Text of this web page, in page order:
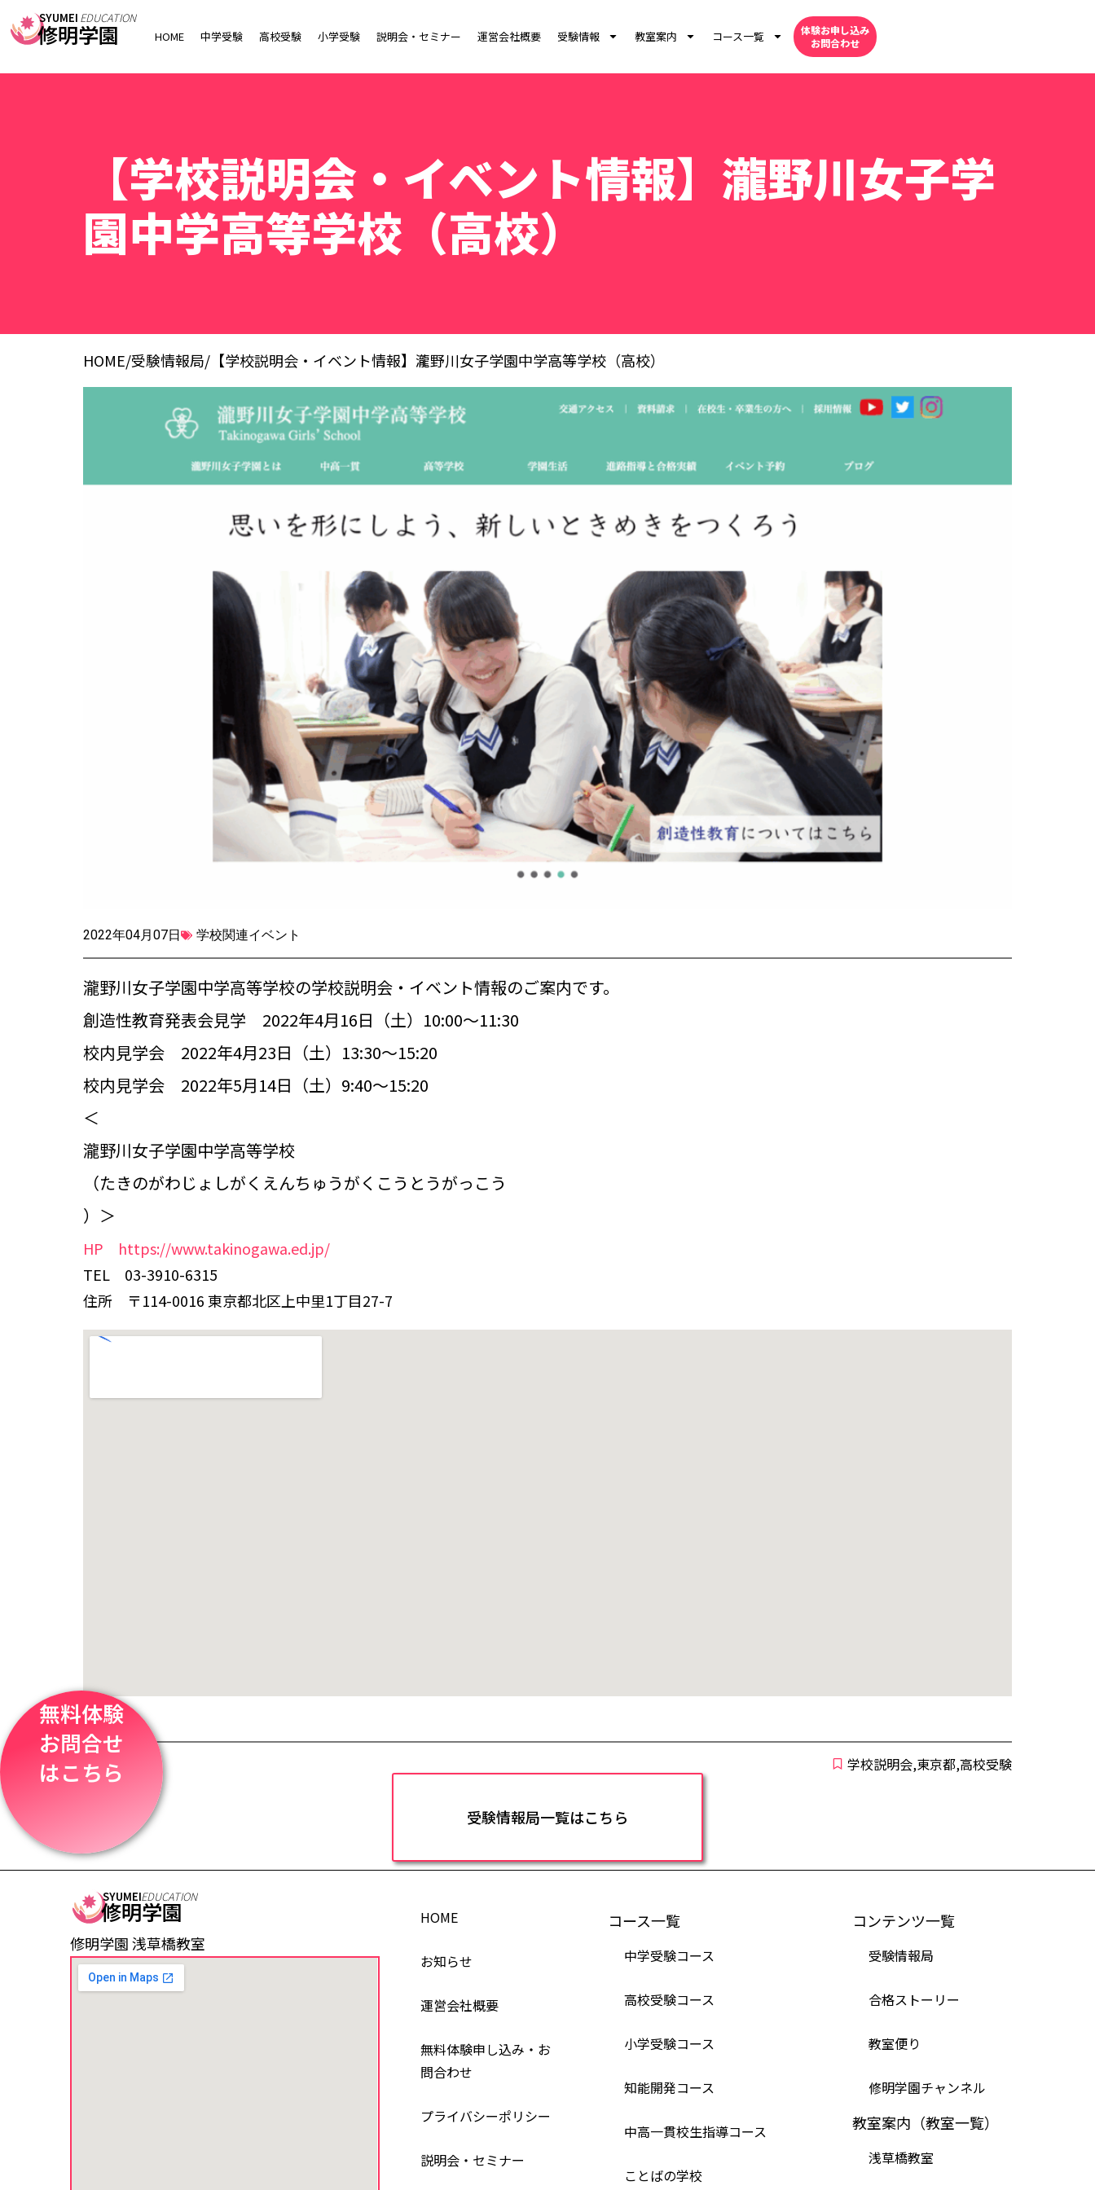
SYUMEI EDUCATION
修明学園 HOME 中学受験 高校受験 小学受験 説明会・セミナー 運営会社概要 受験情報 教室案内 コース一覧
体験お申し込み
お問合わせ
【学校説明会・イベント情報】瀧野川女子学
園中学高等学校（高校）
HOME/受験情報局/ 【学校説明会・イベント情報】瀧野川女子学園中学高等学校（高校）
2022年04月07日 学校関連イベント
瀧野川女子学園中学高等学校の学校説明会・イベント情報のご案内です。
創造性教育発表会見学 2022年4月16日（土）10:00～11:30
校内見学会 2022年4月23日（土）13:30～15:20
校内見学会 2022年5月14日（土）9:40～15:20
＜
瀧野川女子学園中学高等学校
（たきのがわじょしがくえんちゅうがくこうとうがっこう
）＞
HP https://www.takinogawa.ed.jp/
TEL 03-3910-6315
住所 〒114-0016 東京都北区上中里1丁目27-7
学校説明会,東京都,高校受験
受験情報局一覧はこちら
無料体験
お問合せ
はこちら
SYUMEIEDUCATION
修明学園
修明学園 浅草橋教室
HOME
お知らせ
運営会社概要
無料体験申し込み・お
問合わせ
プライバシーポリシー
説明会・セミナー
コース一覧
中学受験コース
高校受験コース
小学受験コース
知能開発コース
中高一貫校生指導コース
ことばの学校
コンテンツ一覧
受験情報局
合格ストーリー
教室便り
修明学園チャンネル
教室案内（教室一覧）
浅草橋教室